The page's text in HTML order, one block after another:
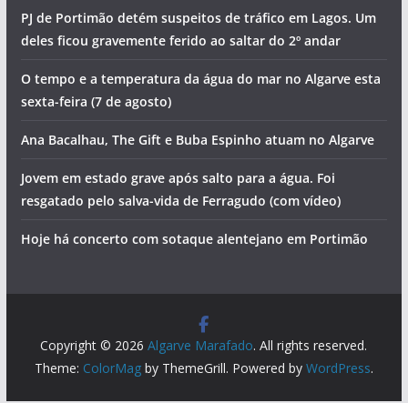
PJ de Portimão detém suspeitos de tráfico em Lagos. Um
deles ficou gravemente ferido ao saltar do 2º andar
O tempo e a temperatura da água do mar no Algarve esta
sexta-feira (7 de agosto)
Ana Bacalhau, The Gift e Buba Espinho atuam no Algarve
Jovem em estado grave após salto para a água. Foi
resgatado pelo salva-vida de Ferragudo (com vídeo)
Hoje há concerto com sotaque alentejano em Portimão
Copyright © 2026Algarve Marafado. All rights reserved.
Theme: ColorMagby ThemeGrill. Powered by WordPress.